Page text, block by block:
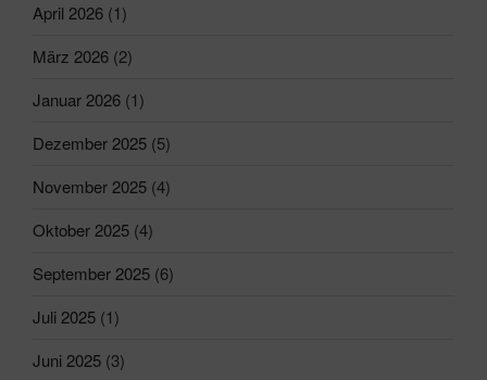
April 2026 (1)
März 2026 (2)
Januar 2026 (1)
Dezember 2025 (5)
November 2025 (4)
Oktober 2025 (4)
September 2025 (6)
Juli 2025 (1)
Juni 2025 (3)